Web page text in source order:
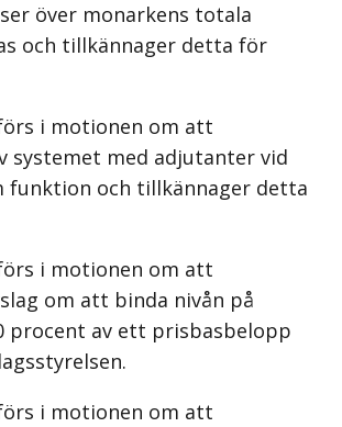
över monarkens totala
och tillkännager detta för
i motionen om att
systemet med adjutanter vid
funktion och tillkännager detta
i motionen om att
om att binda nivån på
procent av ett prisbasbelopp
i motionen om att